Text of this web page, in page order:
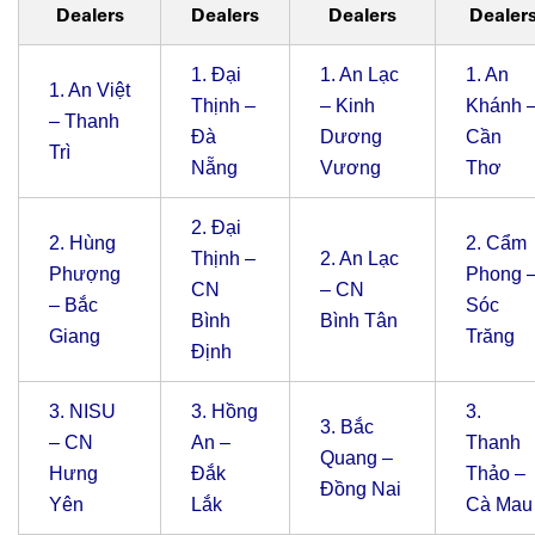
Dealers
Dealers
Dealers
1. An Việt
– Thanh
Trì
1. Đại
Thịnh –
Đà
Nẵng
1. An Lạc
– Kinh
Dương
Vương
1. An
Khánh
Cần
Thơ
2. Hùng
Phượng
– Bắc
Giang
2. Đại
Thịnh –
CN
Bình
Định
2. An Lạc
– CN
Bình Tân
2. Cẩm
Phong
Sóc
Trăng
3. NISU
– CN
Hưng
Yên
3. Hồng
An –
Đắk
Lắk
3. Bắc
Quang –
Đồng Nai
3.
Thanh
Thảo –
Cà Mau